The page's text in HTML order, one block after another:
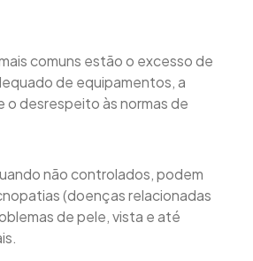
comuns estão o excesso de
de equipamentos, a
o desrespeito às normas de
não controlados, podem
(doenças relacionadas
de pele, vista e até